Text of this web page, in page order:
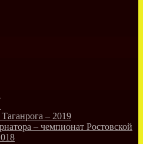
– 2019
– чемпионат Ростовской